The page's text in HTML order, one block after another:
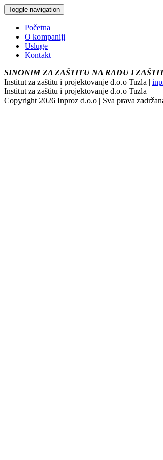
Toggle navigation
Početna
O kompaniji
Usluge
Kontakt
SINONIM ZA ZAŠTITU NA RADU I
Institut za zaštitu i projektovanje d.o.o Tuzla |
Institut za zaštitu i projektovanje d.o.o Tuzla
Copyright 2026 Inproz d.o.o | Sva prava